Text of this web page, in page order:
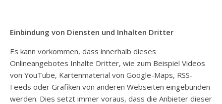
Einbindung von Diensten und Inhalten Dritter
Es kann vorkommen, dass innerhalb dieses
Onlineangebotes Inhalte Dritter, wie zum Beispiel Videos
von YouTube, Kartenmaterial von Google-Maps, RSS-
Feeds oder Grafiken von anderen Webseiten eingebunden
werden. Dies setzt immer voraus, dass die Anbieter dieser